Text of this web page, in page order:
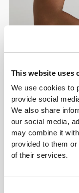
This website uses
We use cookies to
provide social
We also share
our social media,
may combine it
provided to them
of their services.